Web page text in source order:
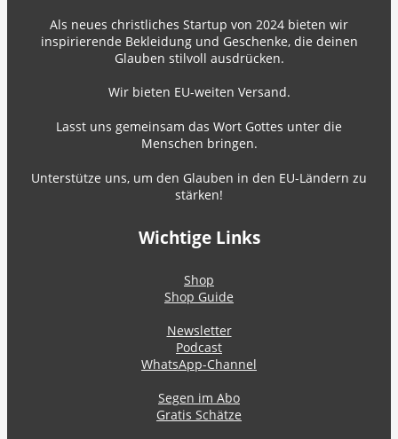
Als neues christliches Startup von 2024 bieten wir
inspirierende Bekleidung und Geschenke, die deinen
Glauben stilvoll ausdrücken.
Wir bieten EU-weiten Versand.
Lasst uns gemeinsam das Wort Gottes unter die
Menschen bringen.
Unterstütze uns, um den Glauben in den EU-Ländern zu
stärken!
Wichtige Links
Shop
Shop Guide
Newsletter
Podcast
WhatsApp-Channel
Segen im Abo
Gratis Schätze